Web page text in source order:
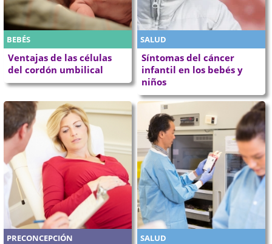
BEBÉS
Ventajas de las células
del cordón umbilical
SALUD
Síntomas del cáncer
infantil en los bebés y
niños
PRECONCEPCIÓN SALUD